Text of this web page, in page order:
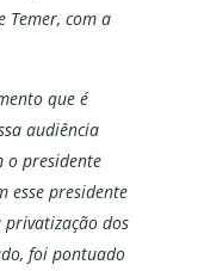
Temer, com a
que é
audiência
o presidente
esse presidente
privatização dos
foi pontuado